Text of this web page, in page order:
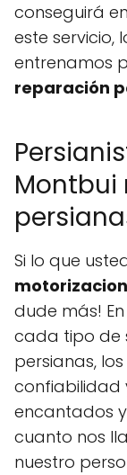
conseguirá
este servicio,
entrenamos
reparación
Montbui
Si lo que
dude más!
cada tipo de
persianas,
confiabilidad
encantados
cuanto nos
nuestro